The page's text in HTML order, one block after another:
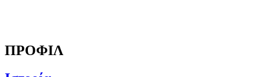
ΠΡΟΦΙΛ